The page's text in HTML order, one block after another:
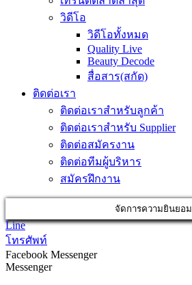
วิดีโอ
วิดีโอทั้งหมด
Quality Live
Beauty Decode
สื่อสาร(สกัด)
ติดต่อเรา
ติดต่อเราสำหรับลูกค้า
ติดต่อเราสำหรับ Supplier
ติดต่อสมัครงาน
ติดต่อทีมผู้บริหาร
สมัครฝึกงาน
จัดการความยินยอม
Line
โทรศัพท์
Facebook Messenger
Messenger